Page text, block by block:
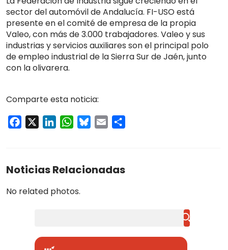
sector del automóvil de Andalucía. FI-USO está
presente en el comité de empresa de la propia
Valeo, con más de 3.000 trabajadores. Valeo y sus
industrias y servicios auxiliares son el principal polo
de empleo industrial de la Sierra Sur de Jaén, junto
con la olivarera.
Comparte esta noticia:
Facebook LinkedInWhatsApp
Bluesky
Email
Noticias Relacionadas
No related photos.